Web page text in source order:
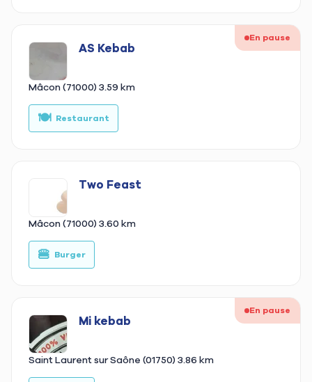
En pause
AS Kebab
Mâcon (71000) 3.59 km
🍽️ Restaurant
Two Feast
Mâcon (71000) 3.60 km
🍔 Burger
En pause
Mi kebab
Saint Laurent sur Saône (01750) 3.86 km